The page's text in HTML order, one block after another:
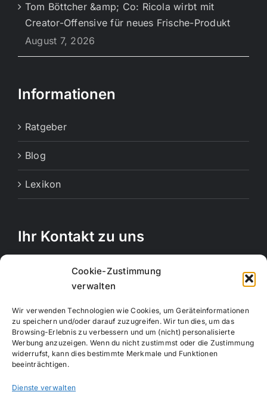
Cookie-Zustimmung
verwalten
Wir verwenden Technologien wie Cookies, um Geräteinformationen
zu speichern und/oder darauf zuzugreifen. Wir tun dies, um das
Browsing-Erlebnis zu verbessern und um (nicht) personalisierte
Werbung anzuzeigen. Wenn du nicht zustimmst oder die Zustimmung
widerrufst, kann dies bestimmte Merkmale und Funktionen
beeinträchtigen.
Dienste verwalten
Tom Böttcher &amp; Co: Ricola wirbt mit
Creator-Offensive für neues Frische-Produkt
August 7, 2026
Informationen
Ratgeber
Blog
Lexikon
Ihr Kontakt zu uns
Rechbergstraße 11
73770 Denkendorf
Handy:017663847664
E-Mail:info@creativemotion-online.de
Webseite:www.creativemotion-online.de